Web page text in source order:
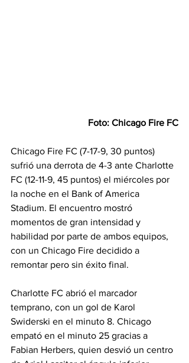
Foto: Chicago Fire FC
Chicago Fire FC (7-17-9, 30 puntos)
sufrió una derrota de 4-3 ante Charlotte
FC (12-11-9, 45 puntos) el miércoles por
la noche en el Bank of America
Stadium. El encuentro mostró
momentos de gran intensidad y
habilidad por parte de ambos equipos,
con un Chicago Fire decidido a
remontar pero sin éxito final.
Charlotte FC abrió el marcador
temprano, con un gol de Karol
Swiderski en el minuto 8. Chicago
empató en el minuto 25 gracias a
Fabian Herbers, quien desvió un centro